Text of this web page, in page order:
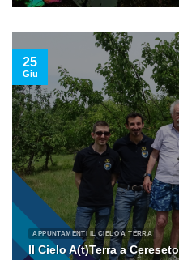
APPUNTAMENTI IL CIELO A TERRA
Il Cielo A(t)Terra a Cereseto
25
Giu